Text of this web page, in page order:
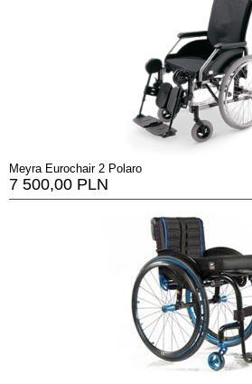
Meyra Eurochair 2 Polaro
7 500,00 PLN